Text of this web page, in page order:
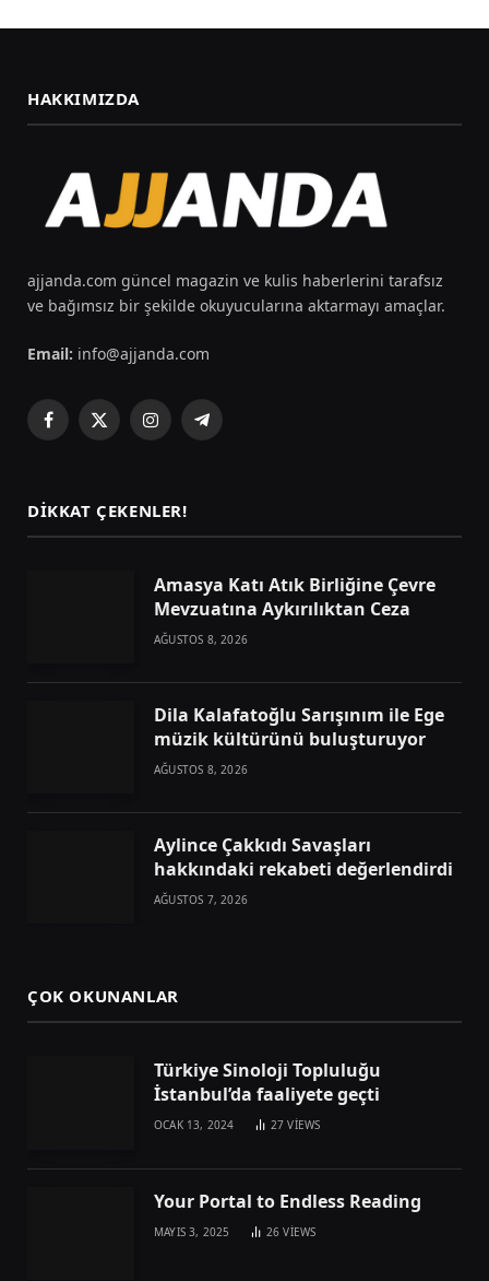
HAKKIMIZDA
ajjanda.com güncel magazin ve kulis haberlerini tarafsız
ve bağımsız bir şekilde okuyucularına aktarmayı amaçlar.
Email: info@ajjanda.com
Facebook
X
InstagramTelegram
DIKKAT ÇEKENLER!
Amasya Katı Atık Birliğine Çevre
Mevzuatına Aykırılıktan Ceza
AĞUSTOS 8, 2026
Dila Kalafatoğlu Sarışınım ile Ege
müzik kültürünü buluşturuyor
AĞUSTOS 8, 2026
Aylince Çakkıdı Savaşları
hakkındaki rekabeti değerlendirdi
AĞUSTOS 7, 2026
ÇOK OKUNANLAR
Türkiye Sinoloji Topluluğu
İstanbul’da faaliyete geçti
OCAK 13, 2024 27VIEWS
Your Portal to Endless Reading
MAYIS 3, 2025 26VIEWS